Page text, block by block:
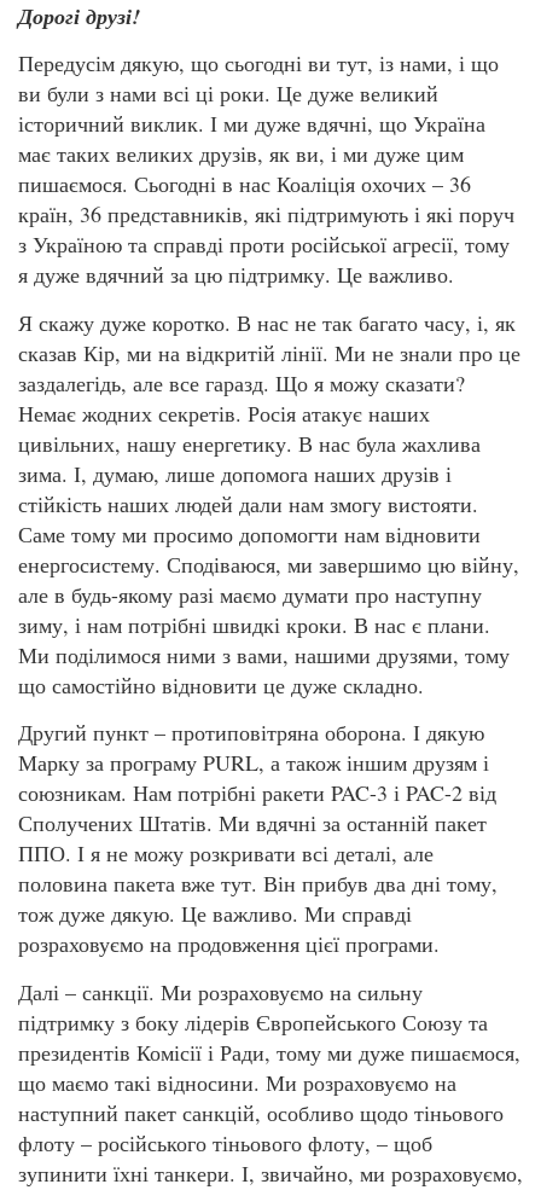
Дорогі друзі!
Передусім дякую, що сьогодні ви тут, із нами, і що
ви були з нами всі ці роки. Це дуже великий
історичний виклик. І ми дуже вдячні, що Україна
має таких великих друзів, як ви, і ми дуже цим
пишаємося. Сьогодні в нас Коаліція охочих – 36
країн, 36 представників, які підтримують і які поруч
з Україною та справді проти російської агресії, тому
я дуже вдячний за цю підтримку. Це важливо.
Я скажу дуже коротко. В нас не так багато часу, і, як
сказав Кір, ми на відкритій лінії. Ми не знали про це
заздалегідь, але все гаразд. Що я можу сказати?
Немає жодних секретів. Росія атакує наших
цивільних, нашу енергетику. В нас була жахлива
зима. І, думаю, лише допомога наших друзів і
стійкість наших людей дали нам змогу вистояти.
Саме тому ми просимо допомогти нам відновити
енергосистему. Сподіваюся, ми завершимо цю війну,
але в будь-якому разі маємо думати про наступну
зиму, і нам потрібні швидкі кроки. В нас є плани.
Ми поділимося ними з вами, нашими друзями, тому
що самостійно відновити це дуже складно.
Другий пункт – протиповітряна оборона. І дякую
Марку за програму PURL, а також іншим друзям і
союзникам. Нам потрібні ракети PAC-3 і PAC-2 від
Сполучених Штатів. Ми вдячні за останній пакет
ППО. І я не можу розкривати всі деталі, але
половина пакета вже тут. Він прибув два дні тому,
тож дуже дякую. Це важливо. Ми справді
розраховуємо на продовження цієї програми.
Далі – санкції. Ми розраховуємо на сильну
підтримку з боку лідерів Європейського Союзу та
президентів Комісії і Ради, тому ми дуже пишаємося,
що маємо такі відносини. Ми розраховуємо на
наступний пакет санкцій, особливо щодо тіньового
флоту – російського тіньового флоту, – щоб
зупинити їхні танкери. І, звичайно, ми розраховуємо,